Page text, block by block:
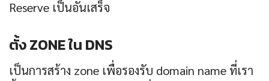
Reserve เป็นอันเสร็จ
ตั้ง ZONE ใน DNS
เป็นการสร้าง zone เพื่อรองรับ domain name ที่เรา